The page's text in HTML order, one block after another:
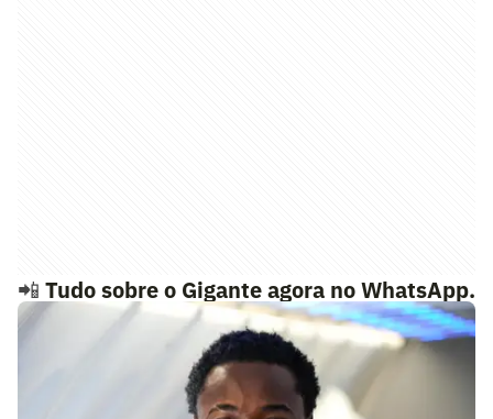
📲 Tudo sobre o Gigante agora no WhatsApp.
Siga o nosso canal Lance! Vasco